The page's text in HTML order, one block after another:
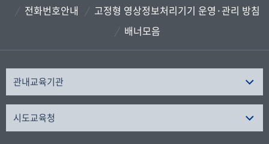
전화번호안내
고정형 영상정보처리기기 운영·관리 방침
배너모음
관내교육기관
시도교육청